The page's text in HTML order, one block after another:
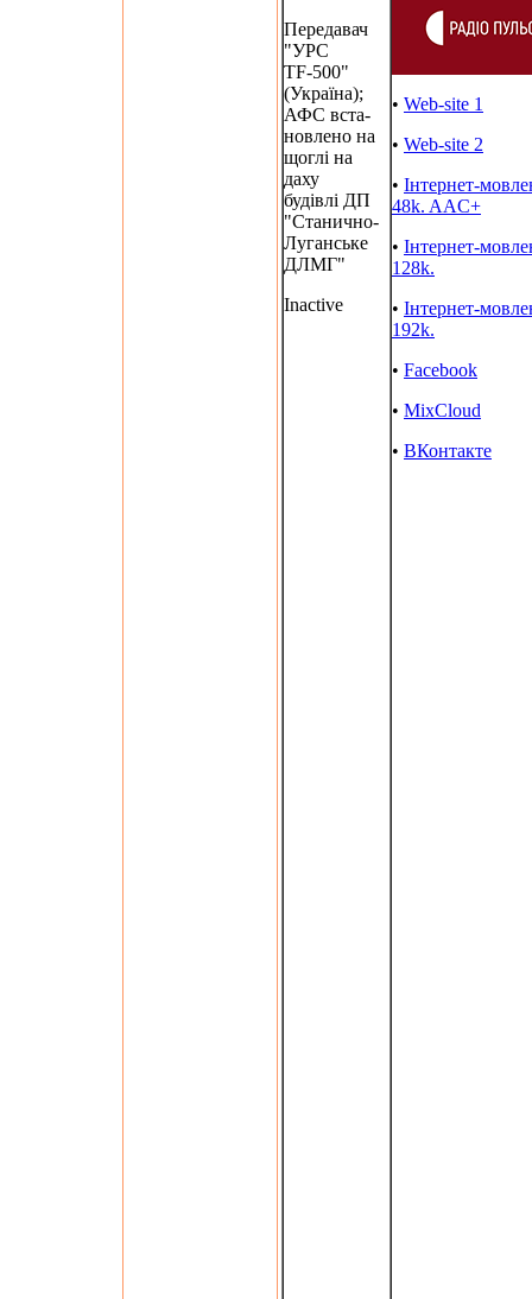
Передавач
"УРС
TF-500"
(Україна);
АФС вста-
новлено на
щоглі на
даху
будівлі ДП
"Станично-
Луганське
ДЛМГ"
Inactive
• Web-site 1
• Web-site 2
• Інтернет-
48k. AAC+
• Інтернет-
128k.
• Інтернет-
192k.
• Facebook
• MixCloud
• ВКонтакте